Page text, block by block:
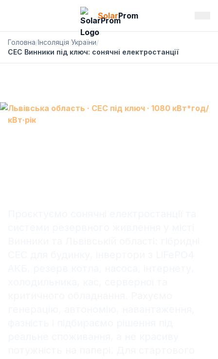
SolarProm
Головна/Інсоляція України/
СЕС Винники під ключ: сонячні електростанції
Львівська область · СЕС під ключ · 1080 кВт*год/
кВт·рік